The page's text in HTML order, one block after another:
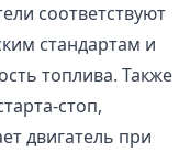
соответствуют
стандартам и
топлива. Также
стоп,
двигатель при